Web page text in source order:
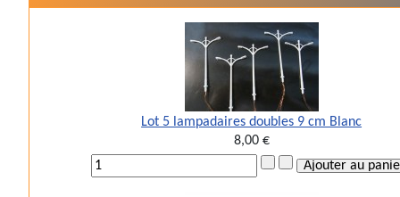
Lot 5 lampadaires doubles 9 cm Blanc
8,00 €